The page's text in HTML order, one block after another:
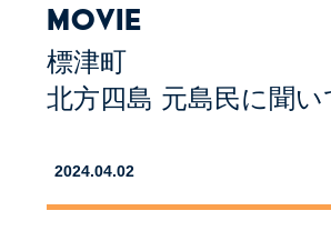
MOVIE
標津町
北方四島 元島民に聞
2024.04.02